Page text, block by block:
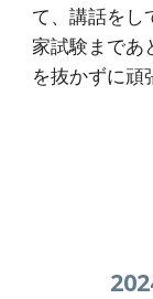
て、講話をし
家試験まであ
を抜かずに頑